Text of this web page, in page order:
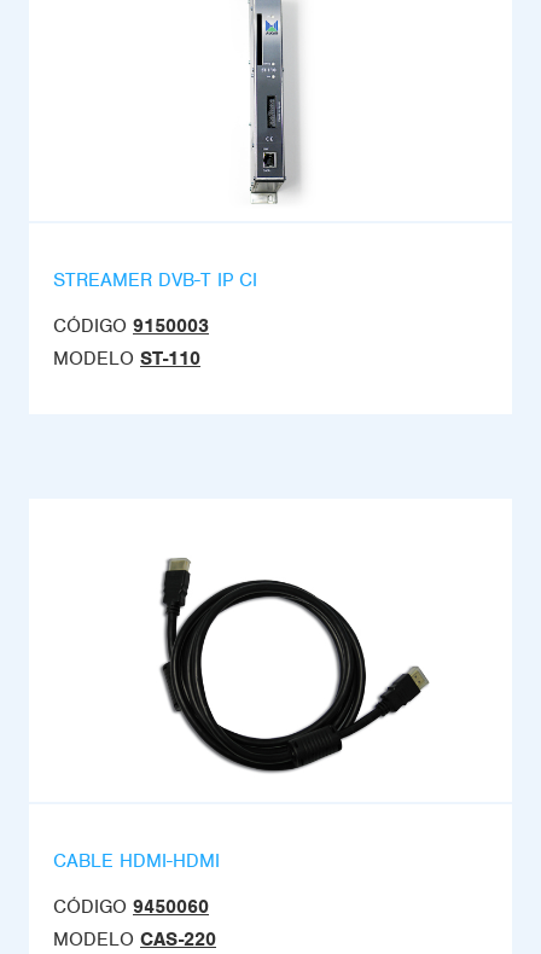
STREAMER DVB-T IP CI
CÓDIGO 9150003
MODELO ST-110
CABLE HDMI-HDMI
CÓDIGO 9450060
MODELO CAS-220